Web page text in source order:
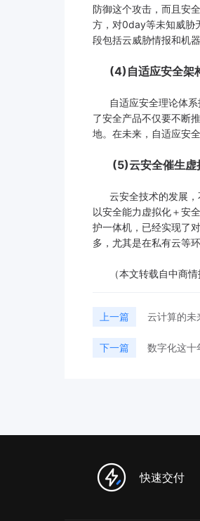
防御这个攻击，而且安
方，对0day等未知威胁
段包括云威胁情报和机
(4)自适应安全架
自适应安全理论体系
了安全产品不仅要不断
地。在未来，自适应安
(5)云安全催生虚
云安全技术的发展，
以安全能力虚拟化＋安
护一体机，已经实现了
多，尤其是在私有云等
（本文转载自中商情
上一篇 云计算的未
下一篇 数字化这十
快速交付